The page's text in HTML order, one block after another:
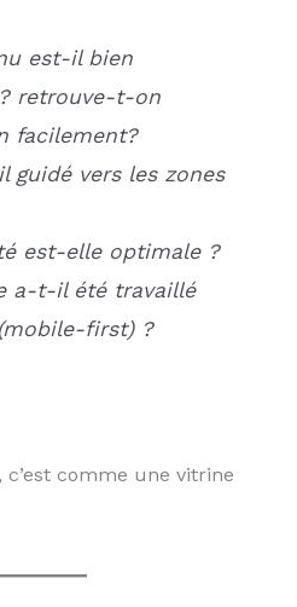
est-il bien
retrouve-t-on
facilement?
guidé vers les zones
est-elle optimale ?
a-t-il été travaillé
first) ?
c’est comme une vitrine